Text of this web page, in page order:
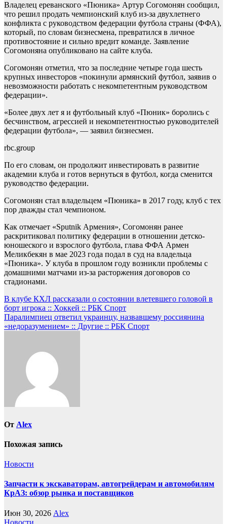
Владелец ереванского «Пюника» Артур Согомонян сообщил,
что решил продать чемпионский клуб из-за двухлетнего
конфликта с руководством федерации футбола страны (ФФА),
который, по словам бизнесмена, превратился в личное
противостояние и сильно вредит команде. Заявление
Согомоняна опубликовано на сайте клуба.
Согомонян отметил, что за последние четыре года шесть
крупных инвесторов «покинули армянский футбол, заявив о
невозможности работать с некомпетентным руководством
федерации».
«Более двух лет я и футбольный клуб «Пюник» боролись с
бесчинством, агрессией и некомпетентностью руководителей
федерации футбола», — заявил бизнесмен.
rbc.group
По его словам, он продолжит инвестировать в развитие
академии клуба и готов вернуться в футбол, когда сменится
руководство федерации.
Согомонян стал владельцем «Пюника» в 2017 году, клуб с тех
пор дважды стал чемпионом.
Как отмечает «Sputnik Армения», Согомонян ранее
раскритиковал политику федерации в отношении детско-
юношеского и взрослого футбола, глава ФФА Армен
Меликбекян в мае 2023 года подал в суд на владельца
«Пюника». У клуба в прошлом году возникли проблемы с
домашними матчами из-за расторжения договоров со
стадионами.
Навигация
по
записям
В клубе КХЛ рассказали о состоянии влетевшего головой в
борт игрока :: Хоккей :: РБК Спорт
Паралимпиец ответил украинцу, назвавшему россиянина
«недоразумением» :: Другие :: РБК Спорт
От Alex
Похожая запись
Новости
Запчасти к экскаваторам, автогрейдерам и автомобилям
КрАЗ: обзор рынка и поставщиков
Июн 30, 2026 Alex
Новости